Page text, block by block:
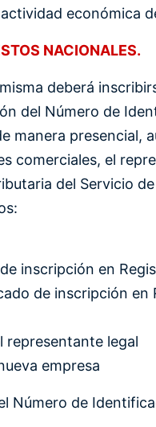
económica
NACIONALES.
deberá
del Número de
manera presencial,
comerciales, el
del Servicio
inscripción en
de inscripción en
representante legal
empresa
Número de